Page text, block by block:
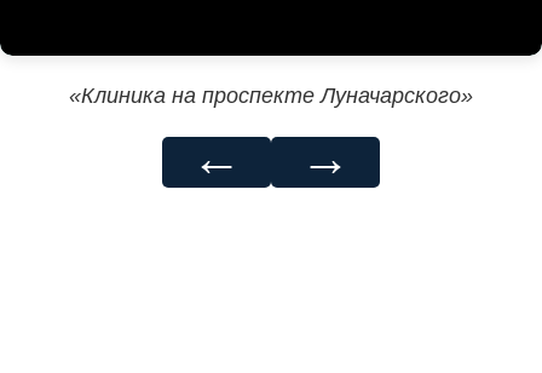
«Клиника на проспекте Луначарского»
← →